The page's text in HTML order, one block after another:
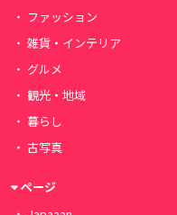
ファッション
雑貨・インテリア
グルメ
観光・地域
暮らし
古写真
ページ